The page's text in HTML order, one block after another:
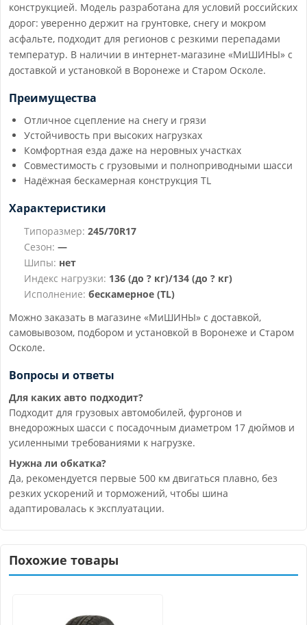
конструкцией. Модель разработана для условий российских
дорог: уверенно держит на грунтовке, снегу и мокром
асфальте, подходит для регионов с резкими перепадами
температур. В наличии в интернет-магазине «МиШИНЫ» с
доставкой и установкой в Воронеже и Старом Осколе.
Преимущества
Отличное сцепление на снегу и грязи
Устойчивость при высоких нагрузках
Комфортная езда даже на неровных участках
Совместимость с грузовыми и полноприводными шасси
Надёжная бескамерная конструкция TL
Характеристики
Типоразмер: 245/70R17
Сезон: —
Шипы: нет
Индекс нагрузки: 136 (до ? кг)/134 (до ? кг)
Исполнение: бескамерное (TL)
Можно заказать в магазине «МиШИНЫ» с доставкой,
самовывозом, подбором и установкой в Воронеже и Старом
Осколе.
Вопросы и ответы
Для каких авто подходит?
Подходит для грузовых автомобилей, фургонов и
внедорожных шасси с посадочным диаметром 17 дюймов и
усиленными требованиями к нагрузке.
Нужна ли обкатка?
Да, рекомендуется первые 500 км двигаться плавно, без
резких ускорений и торможений, чтобы шина
адаптировалась к эксплуатации.
Похожие товары